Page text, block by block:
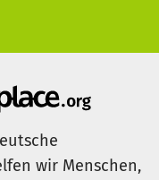
wir Menschen,